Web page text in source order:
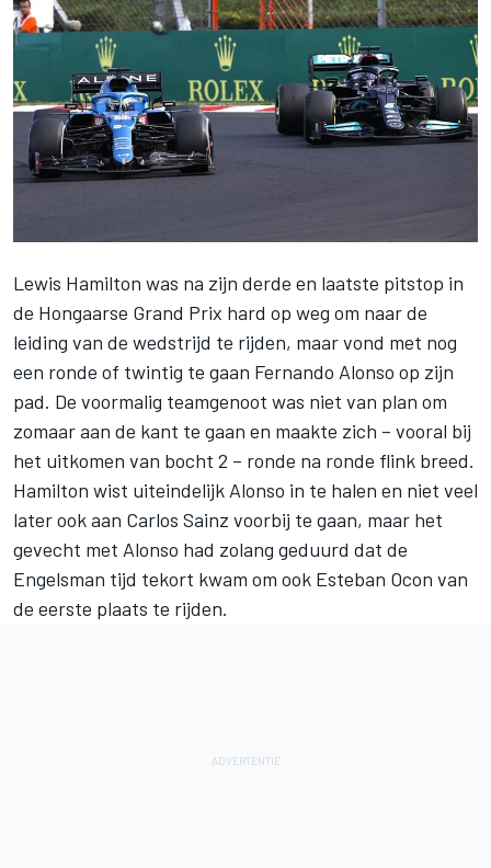
Lewis Hamilton was na zijn derde en laatste pitstop in
de Hongaarse Grand Prix hard op weg om naar de
leiding van de wedstrijd te rijden, maar vond met nog
een ronde of twintig te gaan Fernando Alonso op zijn
pad. De voormalig teamgenoot was niet van plan om
zomaar aan de kant te gaan en maakte zich – vooral bij
het uitkomen van bocht 2 – ronde na ronde flink breed.
Hamilton wist uiteindelijk Alonso in te halen en niet veel
later ook aan Carlos Sainz voorbij te gaan, maar het
gevecht met Alonso had zolang geduurd dat de
Engelsman tijd tekort kwam om ook Esteban Ocon van
de eerste plaats te rijden.